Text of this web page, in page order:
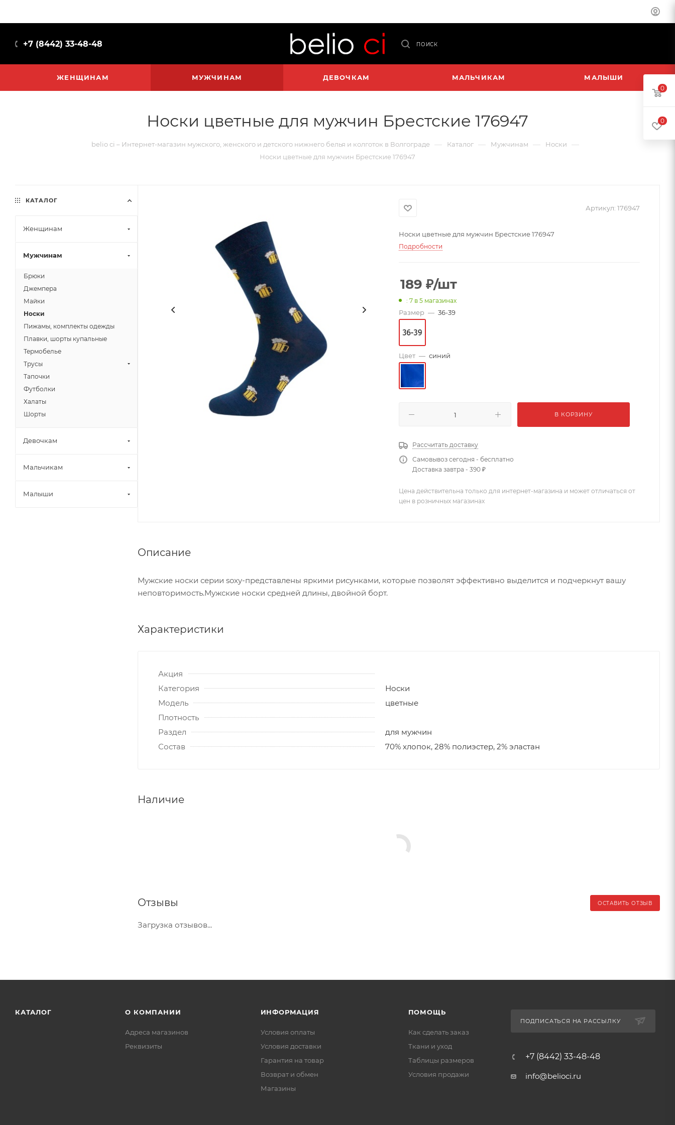
+7 (8442) 33-48-48 ПОИСК
ЖЕНЩИНАМ МУЖЧИНАМ ДЕВОЧКАМ МАЛЬЧИКАМ МАЛЫШИ
Носки цветные для мужчин Брестские 176947
belio ci – Интернет-магазин мужского, женского и детского нижнего белья и колготок в Волгограде — Каталог — Мужчинам — Носки —
Носки цветные для мужчин Брестские 176947
Артикул: 176947
Носки цветные для мужчин Брестские 176947
Подробности
189 ₽/шт
: 7 в 5 магазинах
Размер — 36-39
Цвет — синий
В КОРЗИНУ
Рассчитать доставку
Самовывоз сегодня - бесплатно
Доставка завтра - 390 ₽
Цена действительна только для интернет-магазина и может отличаться от
цен в розничных магазинах
Описание
Мужские носки серии soxy-представлены яркими рисунками, которые позволят эффективно выделится и подчеркнут вашу
неповторимость.Мужские носки средней длины, двойной борт.
Характеристики
Акция
Категория
Носки
Модель
цветные
Плотность
Раздел
для мужчин
Состав
70% хлопок, 28% полиэстер, 2% эластан
Наличие
Отзывы ОСТАВИТЬ ОТЗЫВ
Загрузка отзывов...
КАТАЛОГ
Женщинам
Мужчинам
Брюки
Джемпера
Майки
Носки
Пижамы, комплекты одежды
Плавки, шорты купальные
Термобелье
Трусы
Тапочки
Футболки
Халаты
Шорты
Девочкам
Мальчикам
Малыши
КАТАЛОГ О КОМПАНИИ
Адреса магазинов
Реквизиты
ИНФОРМАЦИЯ
Условия оплаты
Условия доставки
Гарантия на товар
Возврат и обмен
Магазины
ПОМОЩЬ
Как сделать заказ
Ткани и уход
Таблицы размеров
Условия продажи
ПОДПИСАТЬСЯ НА РАССЫЛКУ
+7 (8442) 33-48-48
info@belioci.ru
0
0